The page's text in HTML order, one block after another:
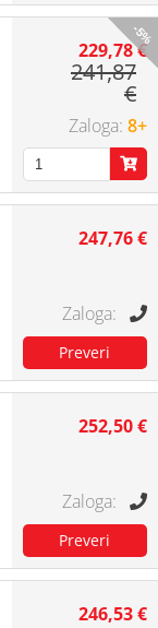
-5%
229,78 €
241,87
€
8+
247,76 €
252,50 €
246,53 €